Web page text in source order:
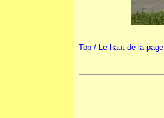
Top / Le haut de la page